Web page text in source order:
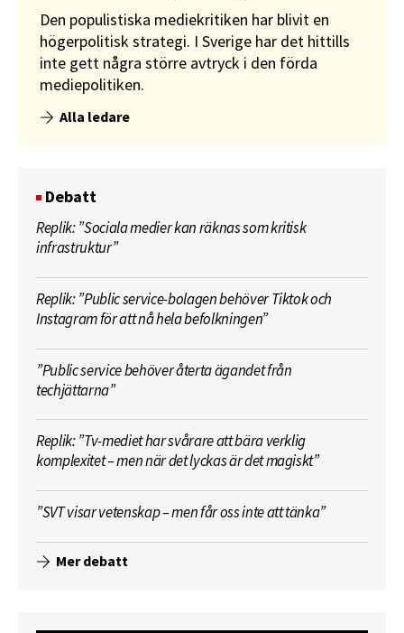
Den populistiska mediekritiken har blivit en
högerpolitisk strategi. I Sverige har det hittills
inte gett några större avtryck i den förda
mediepolitiken.
Alla ledare
Debatt
Replik: ”Sociala medier kan räknas som kritisk
infrastruktur”
Replik: ”Public service-bolagen behöver Tiktok och
Instagram för att nå hela befolkningen”
”Public service behöver återta ägandet från
techjättarna”
Replik: ”Tv-mediet har svårare att bära verklig
komplexitet – men när det lyckas är det magiskt”
”SVT visar vetenskap – men får oss inte att tänka”
Mer debatt